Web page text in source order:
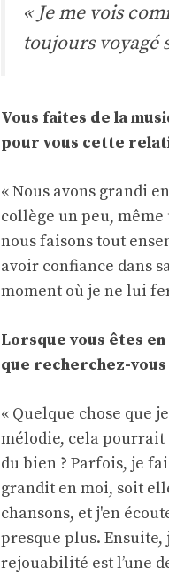
« Je me vois
toujours voyagé
Vous faites de la
pour vous cette
« Nous avons grandi
collège un peu,
nous faisons tout
avoir confiance dans
moment où je ne lui
Lorsque vous êtes
que recherchez-vous
« Quelque chose que
mélodie, cela pourrait
du bien ? Parfois, je
grandit en moi, soit
chansons, et j'en
presque plus. Ensuite,
rejouabilité est l’une